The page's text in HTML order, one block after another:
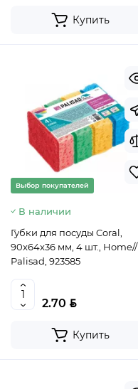
Купить
Выбор покупателей
В наличии
Губки для посуды Coral,
90x64x36 мм, 4 шт., Home//
Palisad, 923585
2.70 BYN
Купить